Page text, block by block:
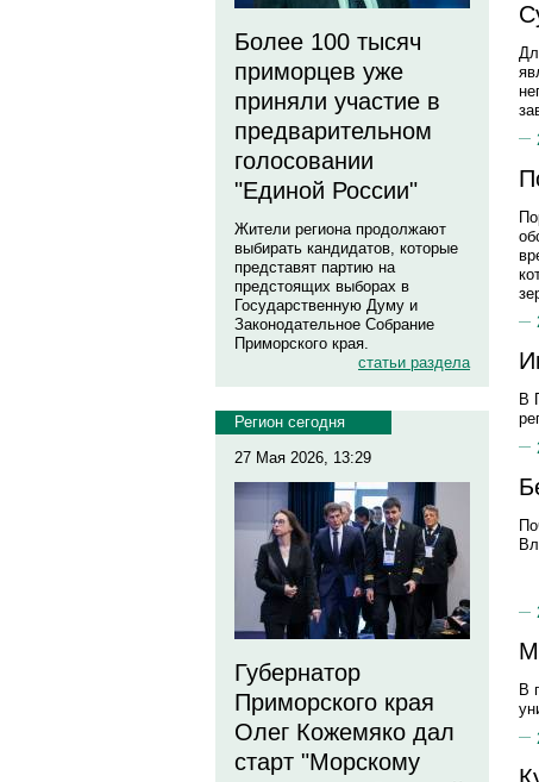
Более 100 тысяч
приморцев уже
приняли участие в
предварительном
голосовании
"Единой России"
Жители региона продолжают
выбирать кандидатов, которые
представят партию на
предстоящих выборах в
Государственную Думу и
Законодательное Собрание
Приморского края.
статьи раздела
Регион сегодня
27 Мая 2026, 13:29
Губернатор
Приморского края
Олег Кожемяко дал
старт "Морскому
В
В